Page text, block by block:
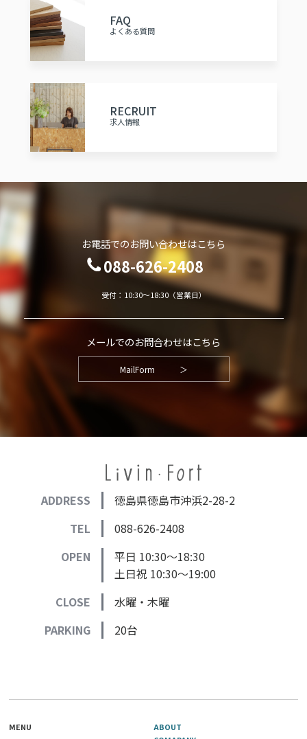
FAQ
よくある質問
RECRUIT
求人情報
お電話でのお問い合わせはこちら
088-626-2408
受付：10:30～18:30（営業日）
メールでのお問合わせはこちら
MailForm ＞
ADDRESS
徳島県徳島市沖浜2-28-2
TEL
088-626-2408
OPEN
平日 10:30～18:30
土日祝 10:30～19:00
CLOSE
水曜・木曜
PARKING
20台
MENU
ABOUT